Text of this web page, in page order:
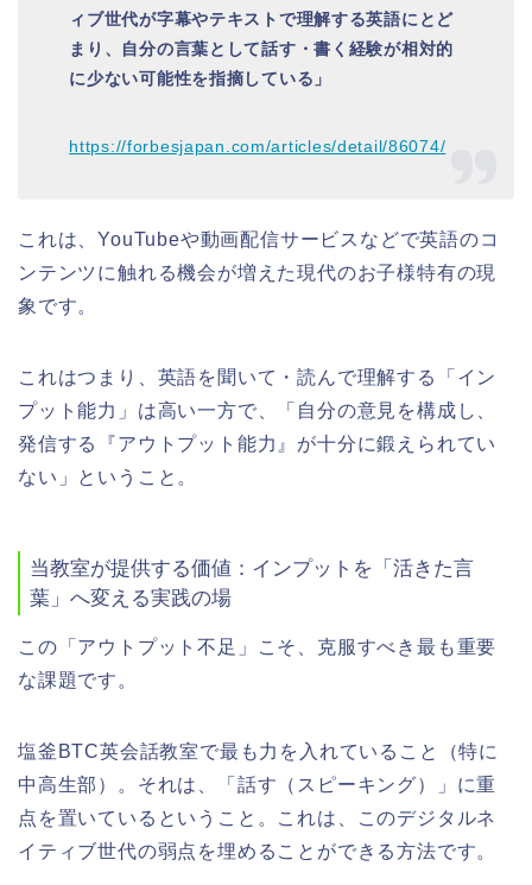
ィブ世代が字幕やテキストで理解する英語にとど
まり、自分の言葉として話す・書く経験が相対的
に少ない可能性を指摘している」
https://forbesjapan.com/articles/detail/86074/
これは、YouTubeや動画配信サービスなどで英語のコ
ンテンツに触れる機会が増えた現代のお子様特有の現
象です。
これはつまり、英語を聞いて・読んで理解する「イン
プット能力」は高い一方で、「自分の意見を構成し、
発信する『アウトプット能力』が十分に鍛えられてい
ない」ということ。
当教室が提供する価値：インプットを「活きた言
葉」へ変える実践の場
この「アウトプット不足」こそ、克服すべき最も重要
な課題です。
塩釜BTC英会話教室で最も力を入れていること（特に
中高生部）。それは、「話す（スピーキング）」に重
点を置いているということ。これは、このデジタルネ
イティブ世代の弱点を埋めることができる方法です。